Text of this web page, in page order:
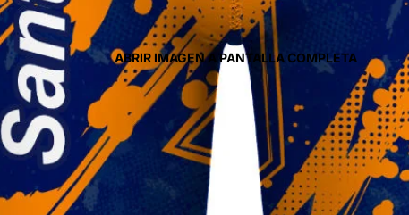
ABRIR IMAGEN A PANTALLA COMPLETA